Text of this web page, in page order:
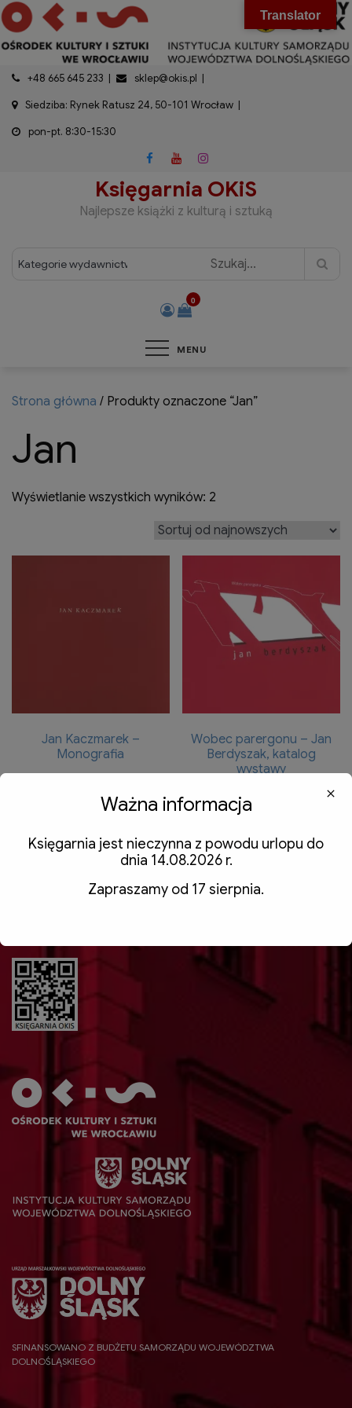
treści
Skip
to
content
+48 665 645 233
sklep@okis.pl
Siedziba: Rynek Ratusz 24, 50-101 Wrocław
pon-pt. 8:30-15:30
Księgarnia OKiS
Najlepsze książki z kulturą i sztuką
0
MENU
Strona główna / Produkty oznaczone “Jan”
Jan
Wyświetlanie wszystkich wyników: 2
najnowszych
Jan Kaczmarek –
Monografia
Wobec parergonu – Jan
Berdyszak, katalog
wystawy
20,00
Dodaj do koszyka
SFINANSOWANO Z BUDŻETU SAMORZĄDU WOJEWÓDZTWA
DOLNOŚLĄSKIEGO
Translator
Ważna informacja
Księgarnia jest nieczynna z powodu urlopu do
dnia 14.08.2026 r.
Zapraszamy od 17 sierpnia.